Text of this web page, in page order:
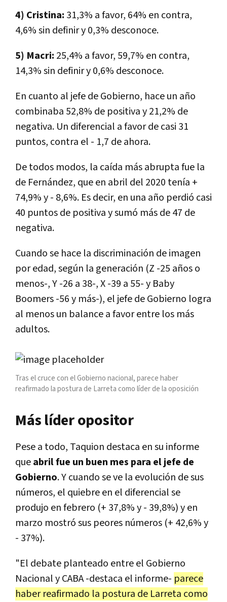
4) Cristina: 31,3% a favor, 64% en contra,
4,6% sin definir y 0,3% desconoce.
5) Macri: 25,4% a favor, 59,7% en contra,
14,3% sin definir y 0,6% desconoce.
En cuanto al jefe de Gobierno, hace un año
combinaba 52,8% de positiva y 21,2% de
negativa. Un diferencial a favor de casi 31
puntos, contra el - 1,7 de ahora.
De todos modos, la caída más abrupta fue la
de Fernández, que en abril del 2020 tenía +
74,9% y - 8,6%. Es decir, en una año perdió casi
40 puntos de positiva y sumó más de 47 de
negativa.
Cuando se hace la discriminación de imagen
por edad, según la generación (Z -25 años o
menos-, Y -26 a 38-, X -39 a 55- y Baby
Boomers -56 y más-), el jefe de Gobierno logra
al menos un balance a favor entre los más
adultos.
Tras el cruce con el Gobierno nacional, parece haber
reafirmado la postura de Larreta como líder de la oposición
Más líder opositor
Pese a todo, Taquion destaca en su informe
queabril fue un buen mes para el jefe de
Gobierno. Y cuando se ve la evolución de sus
números, el quiebre en el diferencial se
produjo en febrero (+ 37,8% y - 39,8%) y en
marzo mostró sus peores números (+ 42,6% y
- 37%).
"El debate planteado entre el Gobierno
Nacional y CABA -destaca el informe- parece
haber reafirmado la postura de Larreta como